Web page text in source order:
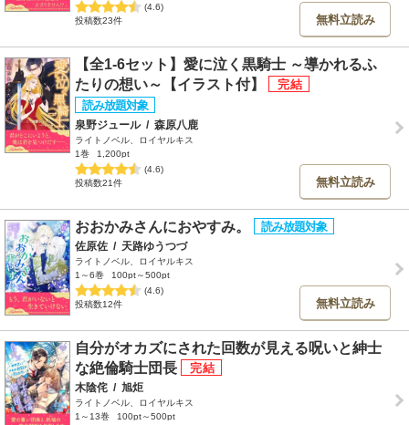
(4.6)
投稿数23件
無料立読み
【全1-6セット】愛に泣く黒騎士 ～導かれるふ
たりの想い～【イラスト付】
泉野ジュール / 森原八鹿
ライトノベル、ロイヤルキス
1巻
1,200pt
(4.6)
投稿数21件
無料立読み
おおかみさんにおやすみ。
佐原佐 / 天路ゆうつづ
ライトノベル、ロイヤルキス
1～6巻
100pt～500pt
(4.6)
投稿数12件
無料立読み
自分がオカズにされた回数が見える呪いと紳士
な絶倫騎士団長
木陰侘 / 旭炬
ライトノベル、ロイヤルキス
1～13巻
100pt～500pt